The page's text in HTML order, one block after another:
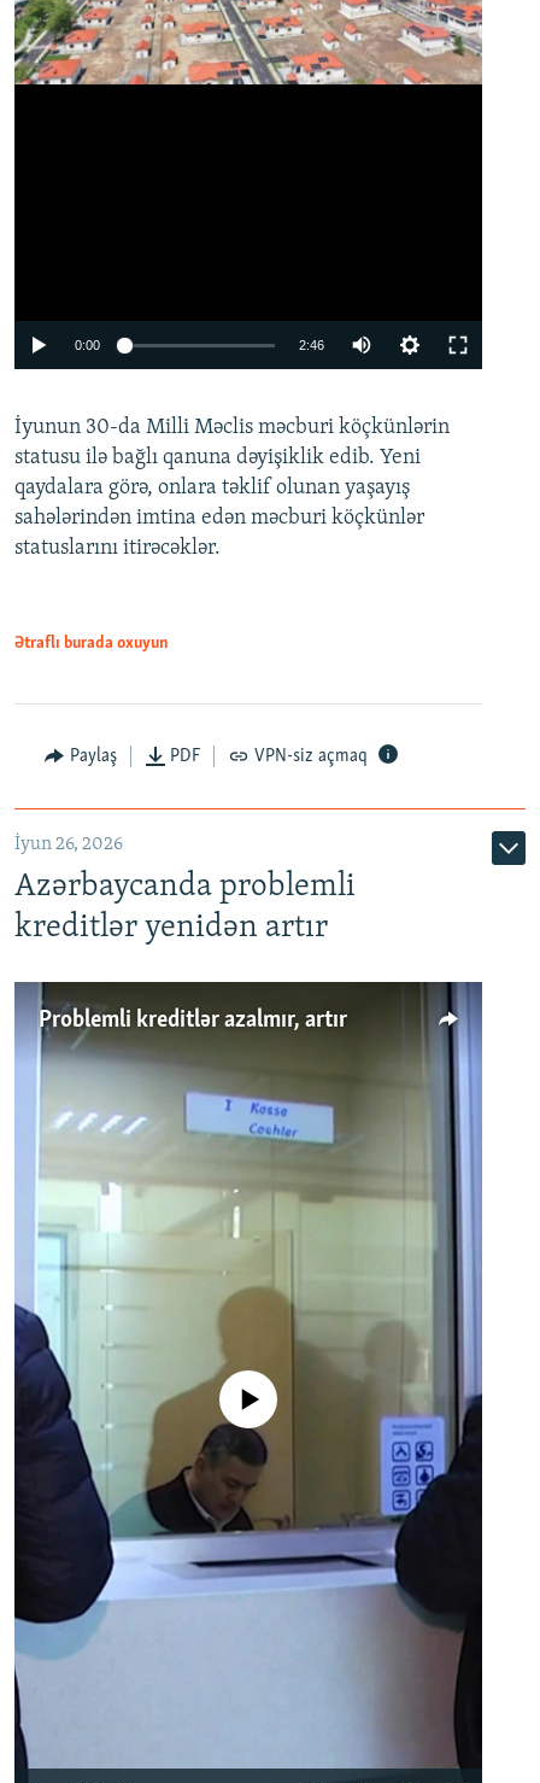
Auto 240p 360p 480p
720p 1080p
0:00 2:46
360p
480p
720p
İyunun 30-da Milli Məclis məcburi köçkünlərin
statusu ilə bağlı qanuna dəyişiklik edib. Yeni
qaydalara görə, onlara təklif olunan yaşayış
sahələrindən imtina edən məcburi köçkünlər
statuslarını itirəcəklər.
Ətraflı burada oxuyun
Paylaş PDF VPN-siz açmaq
İyun 26, 2026
Azərbaycanda problemli
kreditlər yenidən artır
Problemli kreditlər azalmır, artır
No media source currently available